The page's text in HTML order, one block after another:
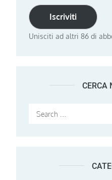
Iscriviti
Unisciti ad altri 86 di
CERCA
Search